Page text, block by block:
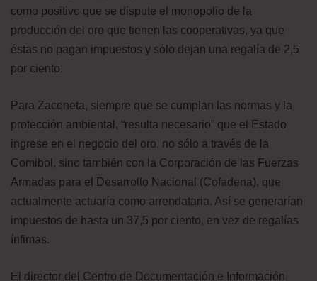
como positivo que se dispute el monopolio de la
producción del oro que tienen las cooperativas, ya que
éstas no pagan impuestos y sólo dejan una regalía de 2,5
por ciento.
Para Zaconeta, siempre que se cumplan las normas y la
protección ambiental, “resulta necesario” que el Estado
ingrese en el negocio del oro, no sólo a través de la
Comibol, sino también con la Corporación de las Fuerzas
Armadas para el Desarrollo Nacional (Cofadena), que
actualmente actuaría como arrendataria. Así se generarían
impuestos de hasta un 37,5 por ciento, en vez de regalías
ínfimas.
El director del Centro de Documentación e Información